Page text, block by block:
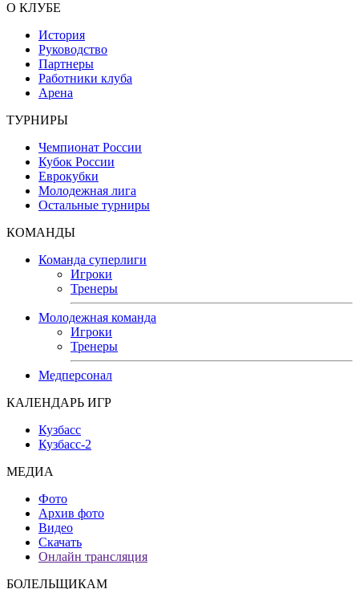
О КЛУБЕ
История
Руководство
Партнеры
Работники клуба
Арена
ТУРНИРЫ
Чемпионат России
Кубок России
Еврокубки
Молодежная лига
Остальные турниры
КОМАНДЫ
Команда суперлиги
Игроки
Тренеры
Молодежная команда
Игроки
Тренеры
Медперсонал
КАЛЕНДАРЬ ИГР
Кузбасс
Кузбасс-2
МЕДИА
Фото
Архив фото
Видео
Скачать
Онлайн трансляция
БОЛЕЛЬЩИКАМ